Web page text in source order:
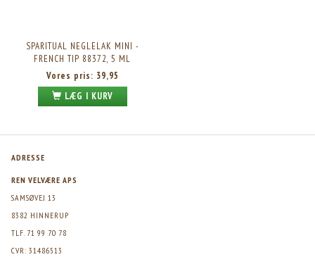
SPARITUAL NEGLELAK MINI -
FRENCH TIP 88372, 5 ML
Vores pris: 39,95
LÆG I KURV
ADRESSE
REN VELVÆRE APS
SAMSØVEJ 13
8382 HINNERUP
TLF. 71 99 70 78
CVR: 31486513